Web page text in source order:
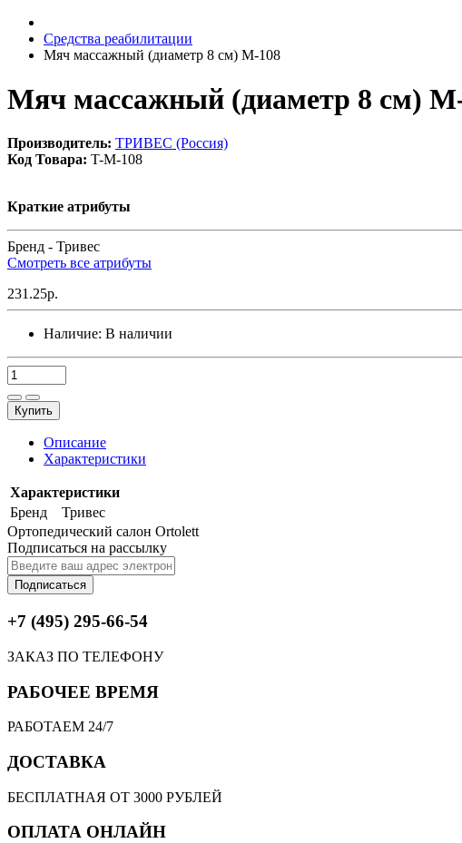
Средства реабилитации
Мяч массажный (диаметр 8 см) M-108
Мяч массажный (диаметр 8 см)
Производитель: ТРИВЕС (Россия)
Код Товара: T-M-108
Краткие атрибуты
Бренд - Тривес
Смотреть все атрибуты
231.25р.
Наличие: В наличии
Купить
Описание
Характеристики
Характеристики
Бренд
Тривес
Ортопедический салон Ortolett
Подписаться на рассылку
Подписаться
+7 (495) 295-66-54
ЗАКАЗ ПО ТЕЛЕФОНУ
РАБОЧЕЕ ВРЕМЯ
РАБОТАЕМ 24/7
ДОСТАВКА
БЕСПЛАТНАЯ ОТ 3000 РУБЛЕЙ
ОПЛАТА ОНЛАЙН